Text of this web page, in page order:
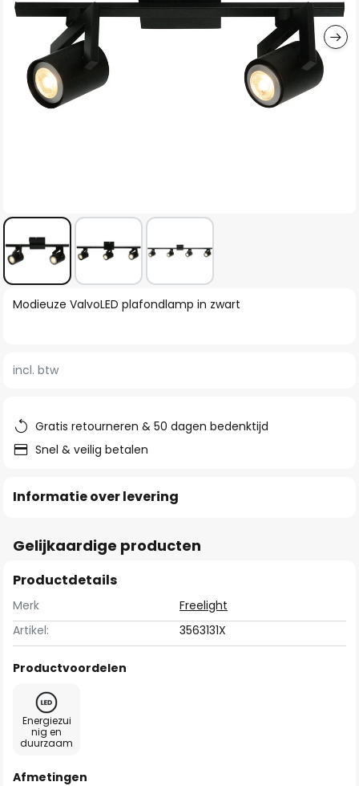
gallerij
Ga
van
afbeeldingen-
gallerij
Modieuze ValvoLED plafondlamp in zwart
incl. btw
Gratis retourneren & 50 dagen bedenktijd
Snel & veilig betalen
Informatie over levering
Gelijkaardige producten
Productdetails
Merk
Freelight
Artikel:
3563131X
Productvoordelen
Energiezui
nig en
duurzaam
Afmetingen